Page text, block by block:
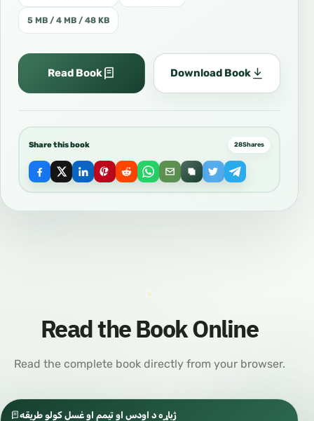
5 MB / 4 MB / 48 KB
Read Book Download Book
Share this book 28Shares
Read the Book Online
Read the complete book directly from your browser.
ژباړه د اودس او تیمم او غسل کولو طریقه